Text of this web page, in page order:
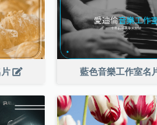
藍色音樂工作室名